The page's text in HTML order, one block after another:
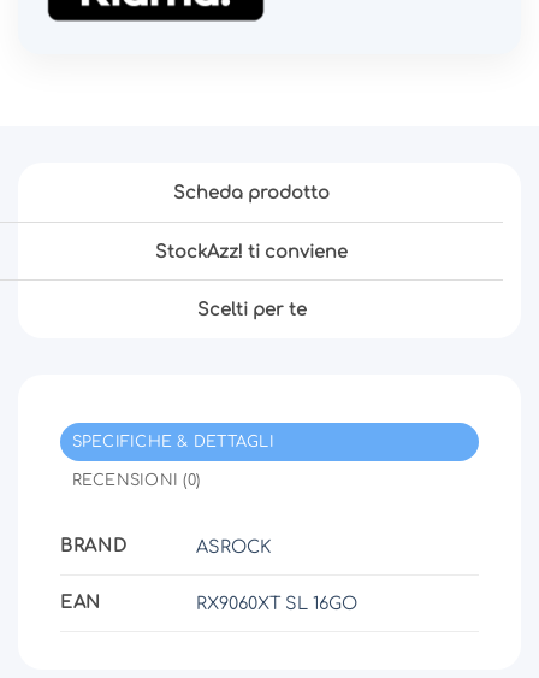
Scheda prodotto
StockAzz! ti conviene
Scelti per te
SPECIFICHE & DETTAGLI
RECENSIONI (0)
BRAND ASROCK
EAN RX9060XT SL 16GO